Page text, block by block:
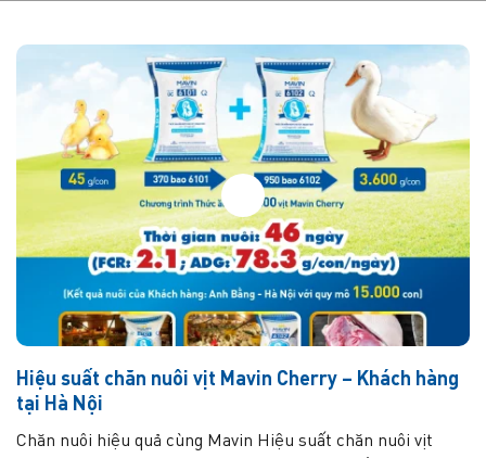
Hiệu suất chăn nuôi vịt Mavin Cherry – Khách hàng
tại Hà Nội
Chăn nuôi hiệu quả cùng Mavin Hiệu suất chăn nuôi vịt